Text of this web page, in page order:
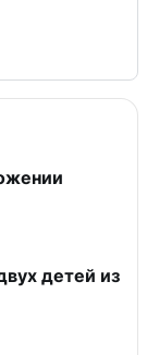
детей из